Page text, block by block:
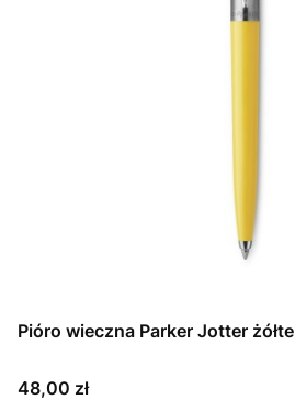
Pióro wieczna Parker Jotter żółte
Cena
48,00 zł